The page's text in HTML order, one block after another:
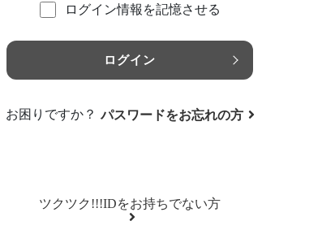
ログイン情報を記憶させる
ログイン
お困りですか？ パスワードをお忘れの方
ツクツク!!!IDをお持ちでない方